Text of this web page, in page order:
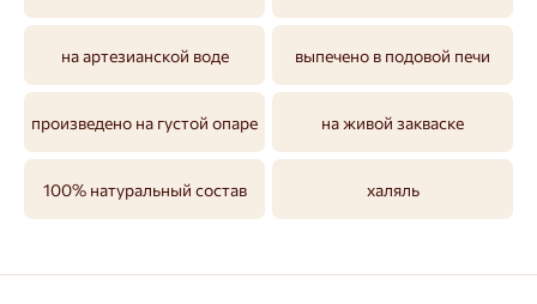
на артезианской воде выпечено в подовой печи
произведено на густой опаре на живой закваске
100% натуральный состав халяль